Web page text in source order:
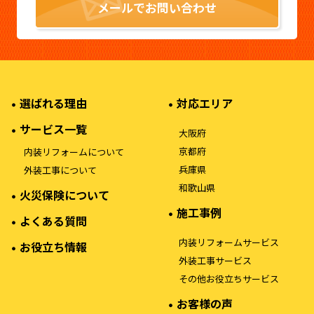
メールでお問い合わせ
選ばれる理由
サービス一覧
内装リフォームについて
外装工事について
火災保険について
よくある質問
お役立ち情報
対応エリア
大阪府
京都府
兵庫県
和歌山県
施工事例
内装リフォームサービス
外装工事サービス
その他お役立ちサービス
お客様の声